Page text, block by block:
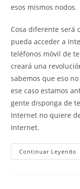
esos mismos nodos.
Cosa diferente será
pueda acceder a
teléfonos móvil de
creará una
sabemos que eso
ese caso estamos
gente disponga de
Internet no quiere
Internet.
Continuar Leyendo